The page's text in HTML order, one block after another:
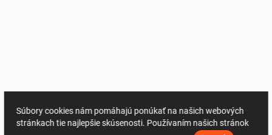
Súbory cookies nám pomáhajú ponúkať na našich webových
stránkach tie najlepšie skúsenosti. Používaním našich stránok